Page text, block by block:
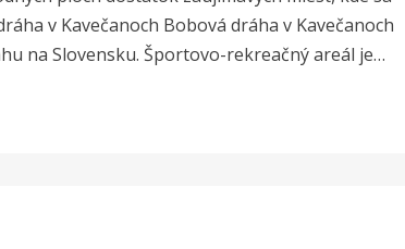
v Kavečanoch Bobová dráha v Kavečanoch
na Slovensku. Športovo-rekreačný areál je…